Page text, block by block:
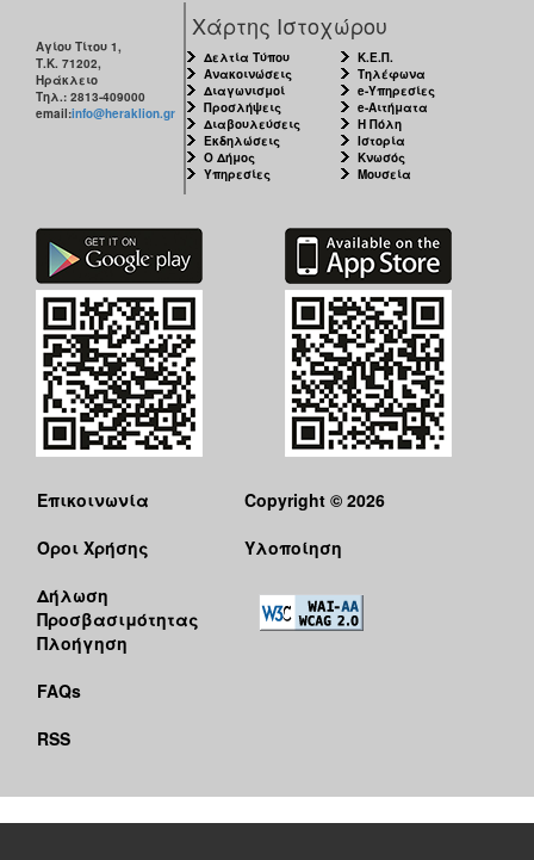
Αγίου Τίτου 1,
Τ.Κ. 71202,
Ηράκλειο
Τηλ.: 2813-409000
email:info@heraklion.gr
Χάρτης Ιστοχώρου
Δελτία Τύπου
Ανακοινώσεις
Διαγωνισμοί
Προσλήψεις
Διαβουλεύσεις
Εκδηλώσεις
Ο Δήμος
Υπηρεσίες
Κ.Ε.Π.
Τηλέφωνα
e-Υπηρεσίες
e-Αιτήματα
Η Πόλη
Ιστορία
Κνωσός
Μουσεία
Επικοινωνία
Όροι Χρήσης
Δήλωση
Προσβασιμότητας
Πλοήγηση
FAQs
RSS
Copyright © 2026
Υλοποίηση